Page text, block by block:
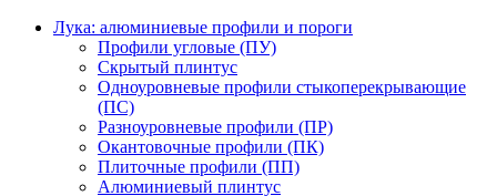
Лука: алюминиевые профили и пороги
Профили угловые (ПУ)
Скрытый плинтус
Одноуровневые профили стыкоперекрывающие
(ПС)
Разноуровневые профили (ПР)
Окантовочные профили (ПК)
Плиточные профили (ПП)
Алюминиевый плинтус